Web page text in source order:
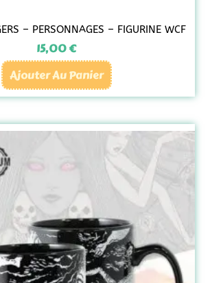
– PERSONNAGES – FIGURINE WCF
15,00€
Ajouter Au Panier